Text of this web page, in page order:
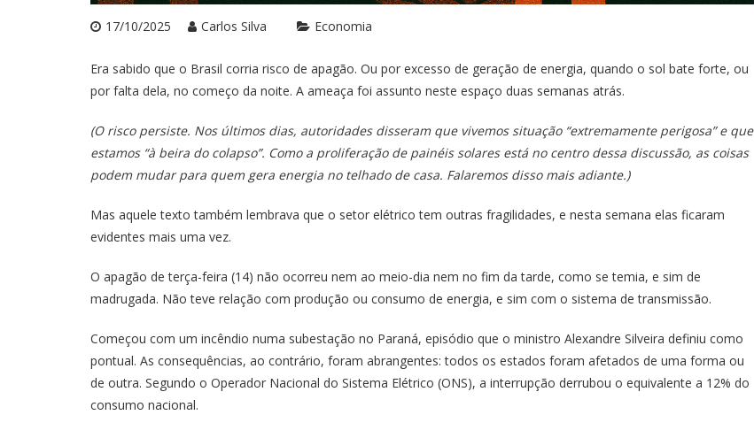
17/10/2025 Carlos Silva Economia
Era sabido que o Brasil corria risco de apagão. Ou por excesso de geração de energia, quando o sol bate forte, ou
por falta dela, no começo da noite. A ameaça foi assunto neste espaço duas semanas atrás.
(O risco persiste. Nos últimos dias, autoridades disseram que vivemos situação “extremamente perigosa” e que
estamos “à beira do colapso”. Como a proliferação de painéis solares está no centro dessa discussão, as coisas
podem mudar para quem gera energia no telhado de casa. Falaremos disso mais adiante.)
Mas aquele texto também lembrava que o setor elétrico tem outras fragilidades, e nesta semana elas ficaram
evidentes mais uma vez.
O apagão de terça-feira (14) não ocorreu nem ao meio-dia nem no fim da tarde, como se temia, e sim de
madrugada. Não teve relação com produção ou consumo de energia, e sim com o sistema de transmissão.
Começou com um incêndio numa subestação no Paraná, episódio que o ministro Alexandre Silveira definiu como
pontual. As consequências, ao contrário, foram abrangentes: todos os estados foram afetados de uma forma ou
de outra. Segundo o Operador Nacional do Sistema Elétrico (ONS), a interrupção derrubou o equivalente a 12% do
consumo nacional.